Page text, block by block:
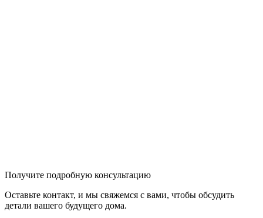
Получите подробную консультацию
Оставьте контакт, и мы свяжемся с вами, чтобы обсудить
детали вашего будущего дома.